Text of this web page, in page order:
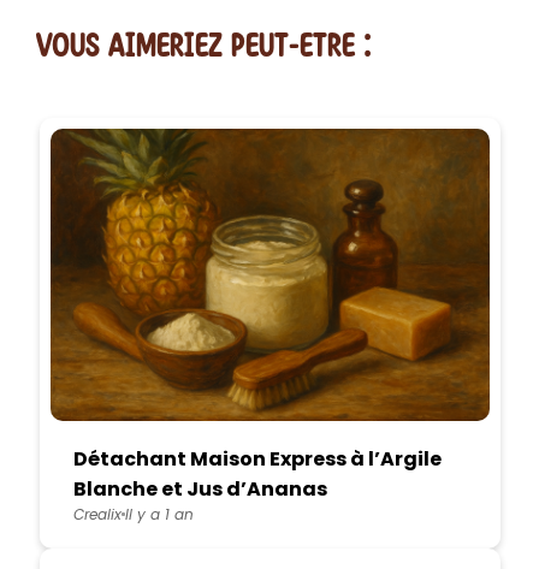
vous AIMERiEZ PEUT-ETRE :
Détachant Maison Express à l’Argile
Blanche et Jus d’Ananas
CrealixIl y a 1 an